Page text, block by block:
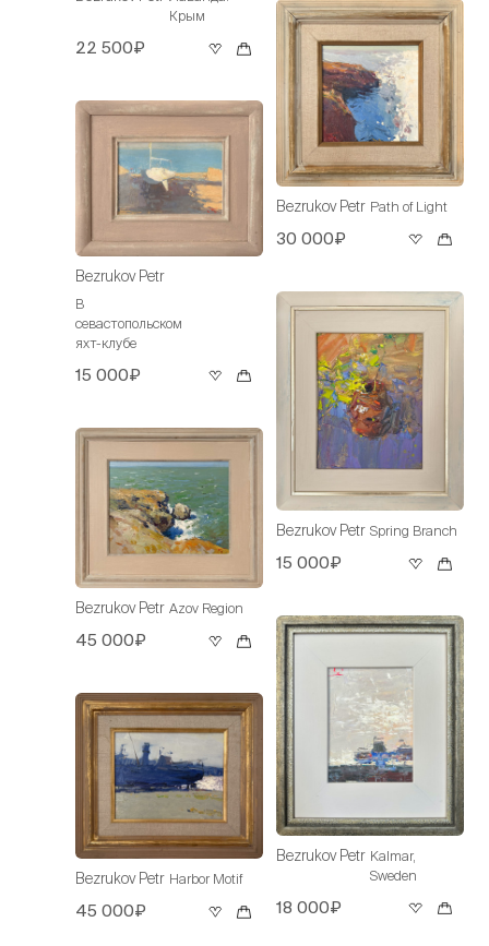
Крым
22 500₽
Bezrukov Petr
В
севастопольском
яхт-клубе
15 000₽
Bezrukov Petr Azov Region
45 000₽
Bezrukov Petr Harbor Motif
45 000₽
Bezrukov Petr Path of Light
30 000₽
Bezrukov Petr Spring Branch
15 000₽
Bezrukov Petr Kalmar,
Sweden
18 000₽